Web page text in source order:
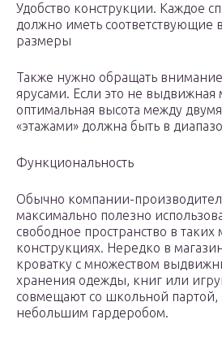
Удобство конструкции. Каждое
должно иметь соответствующие
размеры
Также нужно обращать
ярусами. Если это не выдвижная
оптимальная высота между
«этажами» должна быть в
Функциональность
Обычно компании-
максимально полезно
свободное пространство в
конструкциях. Нередко в
кроватку с множеством
хранения одежды, книг или
совмещают со школьной
небольшим гардеробом.